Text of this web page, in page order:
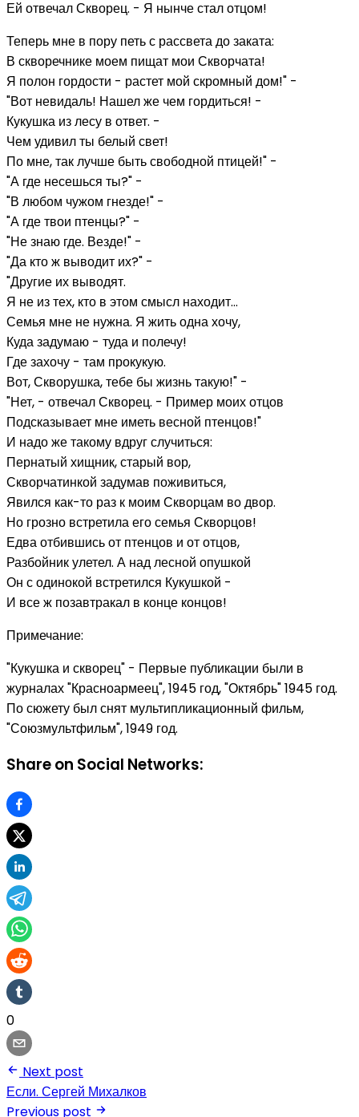
Ей отвечал Скворец. - Я нынче стал отцом!
Теперь мне в пору петь с рассвета до заката:
В скворечнике моем пищат мои Скворчата!
Я полон гордости - растет мой скромный дом!" -
"Вот невидаль! Нашел же чем гордиться! -
Кукушка из лесу в ответ. -
Чем удивил ты белый свет!
По мне, так лучше быть свободной птицей!" -
"А где несешься ты?" -
"В любом чужом гнезде!" -
"А где твои птенцы?" -
"Не знаю где. Везде!" -
"Да кто ж выводит их?" -
"Другие их выводят.
Я не из тех, кто в этом смысл находит...
Семья мне не нужна. Я жить одна хочу,
Куда задумаю - туда и полечу!
Где захочу - там прокукую.
Вот, Скворушка, тебе бы жизнь такую!" -
"Нет, - отвечал Скворец. - Пример моих отцов
Подсказывает мне иметь весной птенцов!"
И надо же такому вдруг случиться:
Пернатый хищник, старый вор,
Скворчатинкой задумав поживиться,
Явился как-то раз к моим Скворцам во двор.
Но грозно встретила его семья Скворцов!
Едва отбившись от птенцов и от отцов,
Разбойник улетел. А над лесной опушкой
Он с одинокой встретился Кукушкой -
И все ж позавтракал в конце концов!
Примечание:
"Кукушка и скворец" - Первые публикации были в
журналах "Красноармеец", 1945 год, "Октябрь" 1945 год.
По сюжету был снят мультипликационный фильм,
"Союзмультфильм", 1949 год.
Share on Social Networks:
0
Next post
Если. Сергей Михалков
Previous post